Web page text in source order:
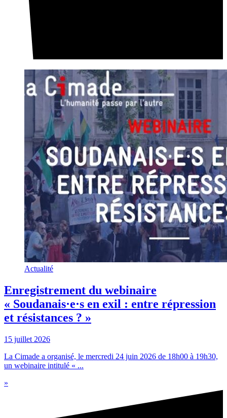
Actualité
Enregistrement du webinaire
« Soudanais·e·s en exil : entre répression
et résistances ? »
15 juillet 2026
La Cimade a organisé, le mercredi 24 juin 2026 de 18h00 à 19h30,
un webinaire intitulé « ...
»